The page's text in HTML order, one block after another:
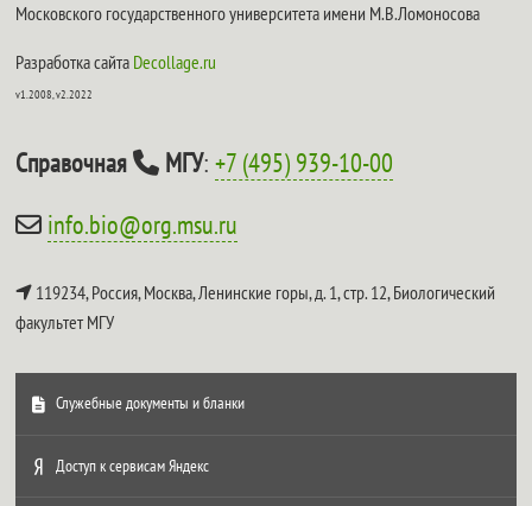
Московского государственного университета имени М.В.Ломоносова
Разработка сайта Decollage.ru
v1.2008, v2.2022
Справочная МГУ:+7 (495) 939-10-00
info.bio@org.msu.ru
119234, Россия, Москва, Ленинские горы, д. 1, стр. 12,Биологический
факультет МГУ
Служебные документы и бланки
Доступ к сервисам Яндекс